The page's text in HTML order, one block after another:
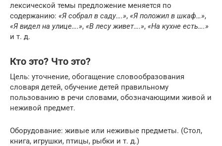
лексической темы предложение меняется по
содержанию: «Я собрал в саду….», «Я положил в шкаф…»,
«Я видел на улице….», «В лесу живет….», «На кухне есть….»
и т. д.
Кто это? Что это?
Цель: уточнение, обогащение словообразования
словаря детей, обучение детей правильному
пользованию в речи словами, обозначающими живой и
неживой предмет.
Оборудование: живые или неживые предметы. (Стол,
книга, игрушки, птицы, рыбки и т. д.)